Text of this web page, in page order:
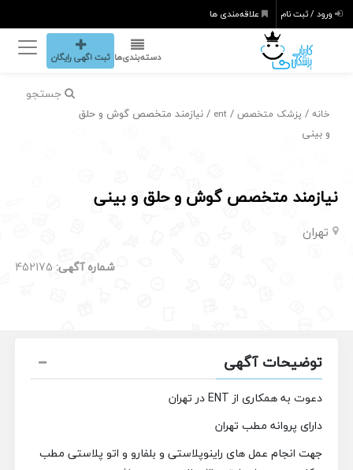
ورود / ثبت نام علاقه‌مندی ها
دسته‌بندی‌ها ثبت اگهی رایگان
جستجو
خانه / پزشک متخصص /
ent / نیازمند متخصص گوش و حلق
و بینی
نیازمند متخصص گوش و حلق و بینی
تهران
شماره آگهی: 452175
توضیحات آگهی
دعوت به همکاری از ENT در تهران
دارای پروانه مطب تهران
جهت انجام عمل های راینوپلاستی و بلفارو و اتو پلاستی مطب